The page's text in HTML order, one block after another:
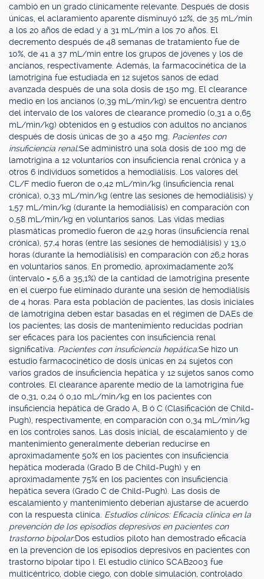
cambió en un grado clínicamente relevante. Después de dosis
únicas, el aclaramiento aparente disminuyó 12%, de 35 mL/min
a los 20 años de edad y a 31 mL/min a los 70 años. El
decremento después de 48 semanas de tratamiento fue de
10%, de 41 a 37 mL/min entre los grupos de jóvenes y los de
ancianos, respectivamente. Además, la farmacocinética de la
lamotrigina fue estudiada en 12 sujetos sanos de edad
avanzada después de una sola dosis de 150 mg. El clearance
medio en los ancianos (0,39 mL/min/kg) se encuentra dentro
del intervalo de los valores de clearance promedio (0,31 a 0,65
mL/min/kg) obtenidos en 9 estudios con adultos no ancianos
después de dosis únicas de 30 a 450 mg. Pacientes con
insuficiencia renal:Se administró una sola dosis de 100 mg de
lamotrigina a 12 voluntarios con insuficiencia renal crónica y a
otros 6 individuos sometidos a hemodiálisis. Los valores del
CL/F medio fueron de 0,42 mL/min/kg (insuficiencia renal
crónica), 0,33 mL/min/kg (entre las sesiones de hemodiálisis) y
1,57 mL/min/kg (durante la hemodiálisis) en comparación con
0,58 mL/min/kg en voluntarios sanos. Las vidas medias
plasmáticas promedio fueron de 42,9 horas (insuficiencia renal
crónica), 57,4 horas (entre las sesiones de hemodiálisis) y 13,0
horas (durante la hemodiálisis) en comparación con 26,2 horas
en voluntarios sanos. En promedio, aproximadamente 20%
(intervalo = 5,6 a 35,1%) de la cantidad de lamotrigina presente
en el cuerpo fue eliminado durante una sesión de hemodiálisis
de 4 horas. Para esta población de pacientes, las dosis iniciales
de lamotrigina deben estar basadas en el régimen de DAEs de
los pacientes; las dosis de mantenimiento reducidas podrían
ser eficaces para los pacientes con insuficiencia renal
significativa. Pacientes con insuficiencia hepática:Se hizo un
estudio farmacocinético de dosis únicas en 24 sujetos con
varios grados de insuficiencia hepática y 12 sujetos sanos como
controles. El clearance aparente medio de la lamotrigina fue
de 0,31, 0,24 ó 0,10 mL/min/kg en los pacientes con
insuficiencia hepática de Grado A, B ó C (Clasificación de Child-
Pugh), respectivamente, en comparación con 0,34 mL/min/kg
en los controles sanos. Las dosis inicial, de escalamiento y de
mantenimiento generalmente deberían reducirse en
aproximadamente 50% en los pacientes con insuficiencia
hepática moderada (Grado B de Child-Pugh) y en
aproximadamente 75% en los pacientes con insuficiencia
hepática severa (Grado C de Child-Pugh). Las dosis de
escalamiento y mantenimiento deberían ajustarse de acuerdo
con la respuesta clínica. Estudios clínicos: Eficacia clínica en la
prevención de los episodios depresivos en pacientes con
trastorno bipolar:Dos estudios piloto han demostrado eficacia
en la prevención de los episodios depresivos en pacientes con
trastorno bipolar tipo I. El estudio clínico SCAB2003 fue
multicéntrico, doble ciego, con doble simulación, controlado